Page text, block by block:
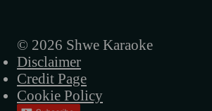
© 2026 Shwe Karaoke
Disclaimer
Credit Page
Cookie Policy